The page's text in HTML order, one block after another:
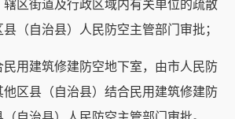
辖区街道及行政区域内有关单位的疏散
（自治县）人民防空主管部门审批；
民用建筑修建防空地下室，由市人民防
区县（自治县）结合民用建筑修建防